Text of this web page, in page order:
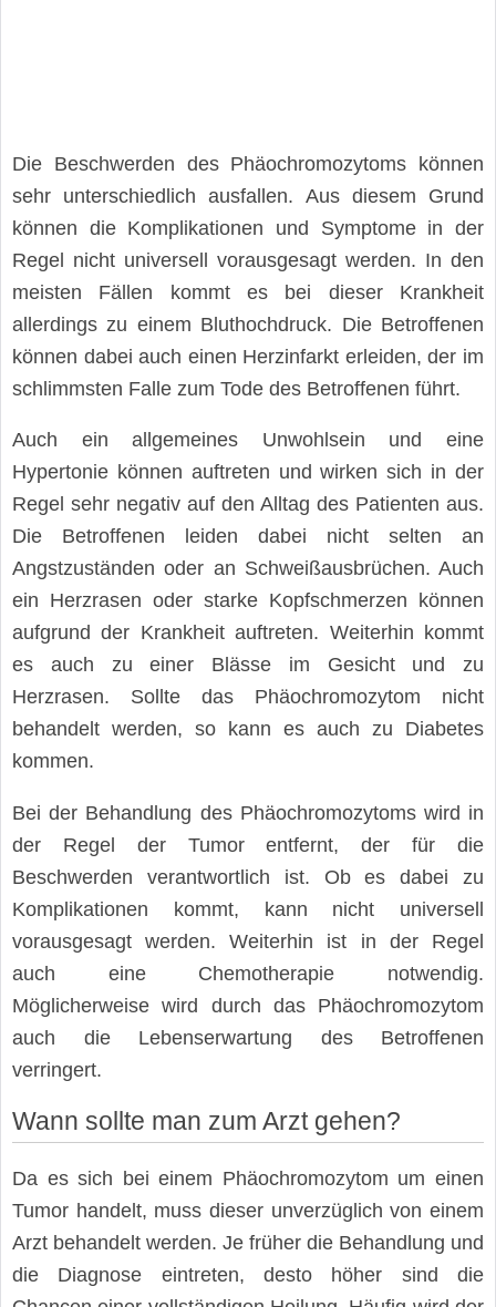
Die Beschwerden des Phäochromozytoms können
sehr unterschiedlich ausfallen. Aus diesem Grund
können die Komplikationen und Symptome in der
Regel nicht universell vorausgesagt werden. In den
meisten Fällen kommt es bei dieser Krankheit
allerdings zu einem Bluthochdruck. Die Betroffenen
können dabei auch einen Herzinfarkt erleiden, der im
schlimmsten Falle zum Tode des Betroffenen führt.
Auch ein allgemeines Unwohlsein und eine
Hypertonie können auftreten und wirken sich in der
Regel sehr negativ auf den Alltag des Patienten aus.
Die Betroffenen leiden dabei nicht selten an
Angstzuständen oder an Schweißausbrüchen. Auch
ein Herzrasen oder starke Kopfschmerzen können
aufgrund der Krankheit auftreten. Weiterhin kommt
es auch zu einer Blässe im Gesicht und zu
Herzrasen. Sollte das Phäochromozytom nicht
behandelt werden, so kann es auch zu Diabetes
kommen.
Bei der Behandlung des Phäochromozytoms wird in
der Regel der Tumor entfernt, der für die
Beschwerden verantwortlich ist. Ob es dabei zu
Komplikationen kommt, kann nicht universell
vorausgesagt werden. Weiterhin ist in der Regel
auch eine Chemotherapie notwendig.
Möglicherweise wird durch das Phäochromozytom
auch die Lebenserwartung des Betroffenen
verringert.
Wann sollte man zum Arzt gehen?
Da es sich bei einem Phäochromozytom um einen
Tumor handelt, muss dieser unverzüglich von einem
Arzt behandelt werden. Je früher die Behandlung und
die Diagnose eintreten, desto höher sind die